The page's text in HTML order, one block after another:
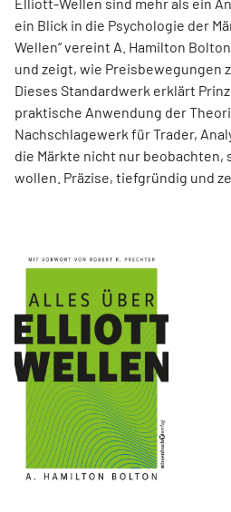
ein Blick in die Psychologie der
Wellen“ vereint A. Hamilton
und zeigt, wie Preisbewegungen
Dieses Standardwerk erklärt
praktische Anwendung der
Nachschlagewerk für Trader,
die Märkte nicht nur beobachten,
wollen. Präzise, tiefgründig und